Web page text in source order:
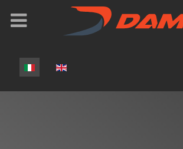
Seleziona la tua lingua